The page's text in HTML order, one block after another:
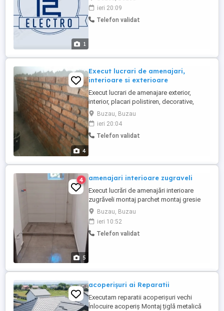
1
ieri 20:09
Telefon validat
4
Execut lucrari de amenajari,
interioare si exterioare
Execut lucrari de amenajare exterior,
interior, placari polistiren, decorative,
tencuieli, zidarie, zugraveli, acoperis,etc.
Buzau, Buzau
ieri 20:04
Telefon validat
5
4 amenajari interioare zugraveli
Execut lucrări de amenajări interioare
zugrăveli montaj parchet montaj gresie
montaj faianță montaj pereti rigips montaj
plase glet demolari pereți modificări
reparatii retușuri și izolari
Buzau, Buzau
ieri 10:52
Telefon validat
acoperișuri ai Reparatii
Executam reparatii acoperișuri vechi
Înlocuire acoperiș Montaj țiglă metalică